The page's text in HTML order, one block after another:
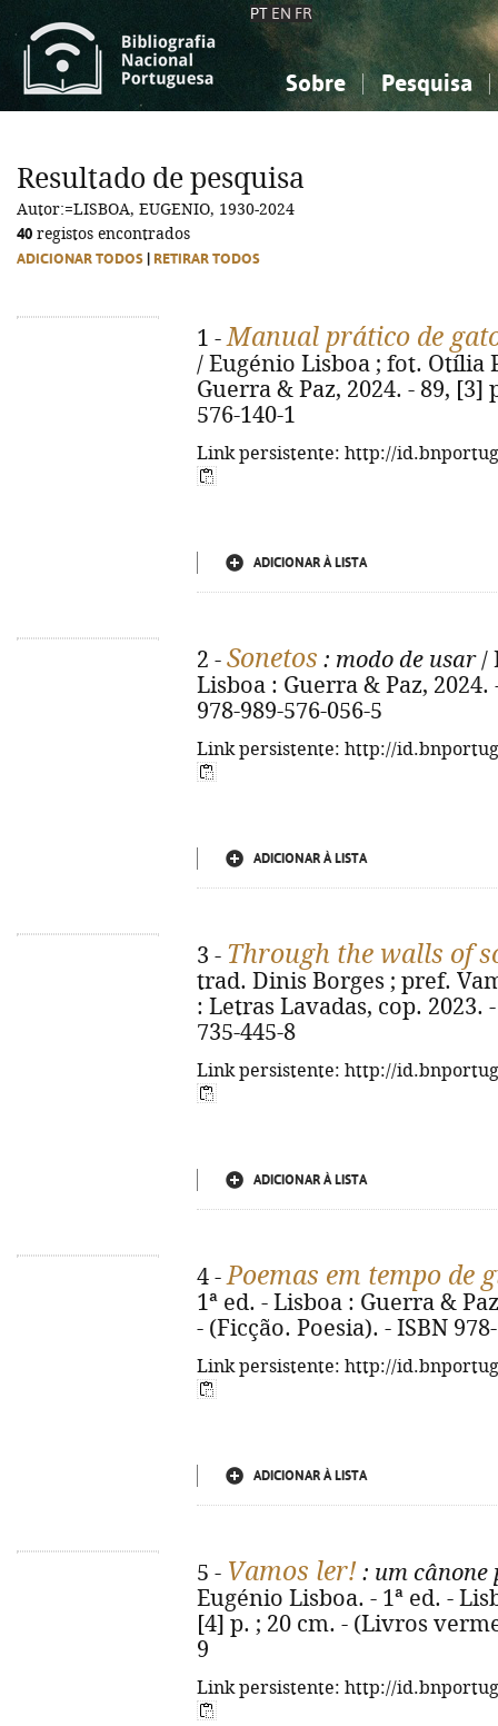
PT EN FR
Sobre Pesquisa
Ciências sociais...
Ciências sociais...
Resultado de pesquisa
Autor:=LISBOA, EUGENIO, 1930-2024
40 registos encontrados
ADICIONAR TODOS RETIRAR TODOS
1 -Manual prático de
/ Eugénio Lisboa ; fot. Otília
Guerra & Paz, 2024. - 89, [3]
576-140-1
Link persistente: http://
ADICIONAR À LISTA
2 - Sonetos : modo de usar/
Lisboa : Guerra & Paz, 2024.
978-989-576-056-5
Link persistente: http://
ADICIONAR À LISTA
3 - Through the walls of
trad. Dinis Borges ; pref.
: Letras Lavadas, cop. 2023.
735-445-8
Link persistente: http://
ADICIONAR À LISTA
4 -Poemas em tempo de
1ª ed. - Lisboa : Guerra &
- (Ficção. Poesia). - ISBN
Link persistente: http://
ADICIONAR À LISTA
5 - Vamos ler! : um
Eugénio Lisboa. - 1ª ed. -
[4] p. ; 20 cm. - (Livros
9
Link persistente: http://